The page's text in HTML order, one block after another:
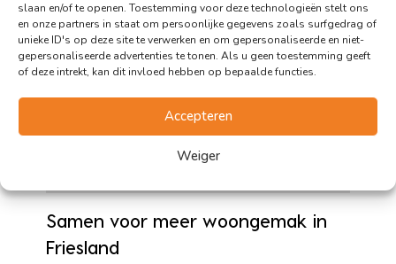
slaan en/of te openen. Toestemming voor deze technologieën stelt ons
en onze partners in staat om persoonlijke gegevens zoals surfgedrag of
unieke ID's op deze site te verwerken en om gepersonaliseerde en niet-
gepersonaliseerde advertenties te tonen. Als u geen toestemming geeft
of deze intrekt, kan dit invloed hebben op bepaalde functies.
Accepteren
Weiger
Samen voor meer woongemak in
Friesland